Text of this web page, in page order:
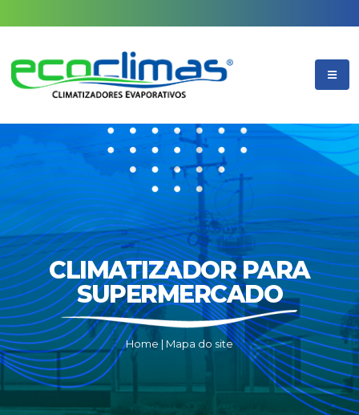
CLIMATIZADOR PARA
SUPERMERCADO
Home| Mapa do site